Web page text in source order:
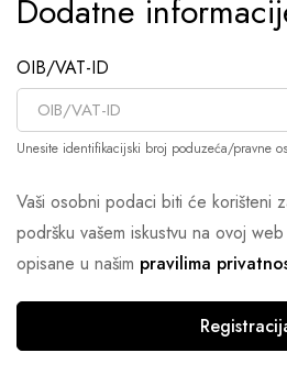
Dodatne
OIB/VAT-ID
Unesite identifikacijski broj poduzeća/pravne
Vaši osobni podaci biti će korišteni
podršku vašem iskustvu na ovoj
opisane u našim pravilima